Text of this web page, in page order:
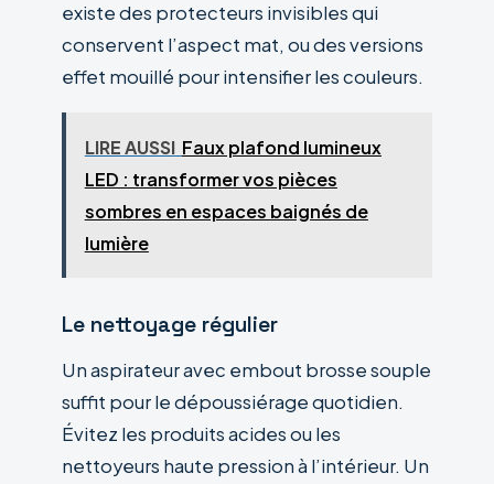
existe des protecteurs invisibles qui
conservent l’aspect mat, ou des versions
effet mouillé pour intensifier les couleurs.
LIRE AUSSI Faux plafond lumineux
LED : transformer vos pièces
sombres en espaces baignés de
lumière
Le nettoyage régulier
Un aspirateur avec embout brosse souple
suffit pour le dépoussiérage quotidien.
Évitez les produits acides ou les
nettoyeurs haute pression à l’intérieur. Un